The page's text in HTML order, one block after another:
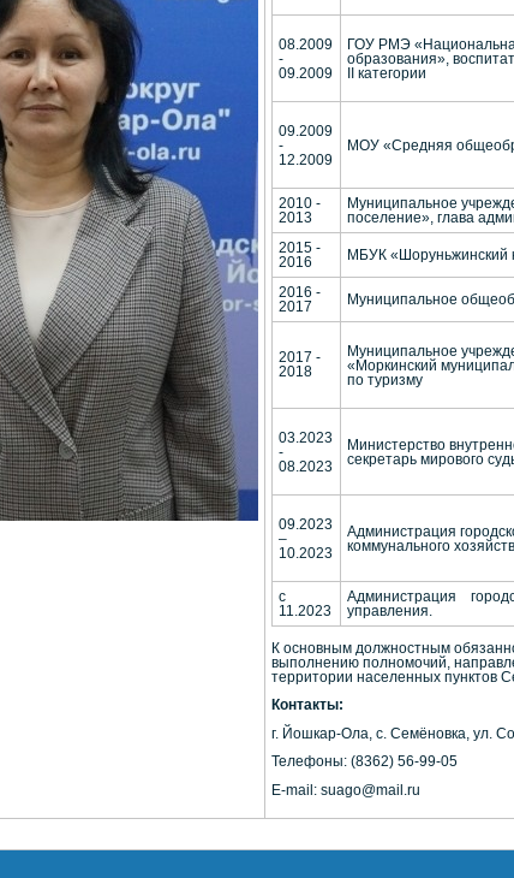
08.2009
-
09.2009
ГОУ РМЭ
образования»,
II категории
09.2009
-
12.2009
МОУ «Средняя
2010 -
2013
Муниципальное
поселение», глава
2015 -
2016
МБУК «Шоруньжинский
2016 -
2017
Муниципальное
2017 -
2018
Муниципальное
«Моркинский
по туризму
03.2023
-
08.2023
Министерство
секретарь мирового
09.2023
–
10.2023
Администрация
коммунального
с
11.2023
Администрация
управления.
К основным должностным
выполнению полномочий,
территории населенных пунктов
Контакты:
г. Йошкар-Ола, с. Семёновка, ул.
Телефоны: (8362) 56-99-05
E-mail: suago@mail.ru